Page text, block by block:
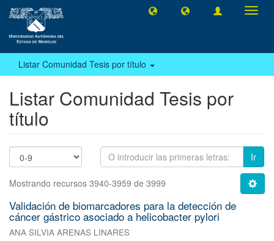
Listar Comunidad Tesis por título
Listar Comunidad Tesis por
título
Ir
Mostrando recursos 3940-3959 de 3999
Validación de biomarcadores para la detección de
cáncer gástrico asociado a helicobacter pylori
ANA SILVIA ARENAS LINARES